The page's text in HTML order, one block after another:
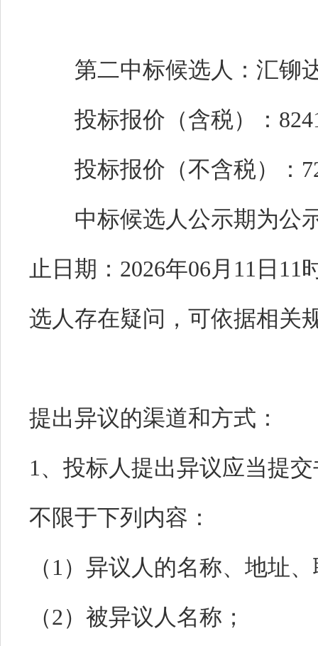
第二中标候选人：汇铆
投标报价（含税）：
投标报价（不含税）：
中标候选人公示期为公示
止日期：2026年06月11日
选人存在疑问，可依据相关
提出异议的渠道和方式：
1、投标人提出异议应当提
不限于下列内容：
（1）异议人的名称、地址
（2）被异议人名称；